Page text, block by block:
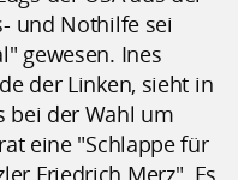
und Nothilfe sei
gewesen. Ines
der Linken, sieht in
bei der Wahl um
eine "Schlappe für
Friedrich Merz". Es